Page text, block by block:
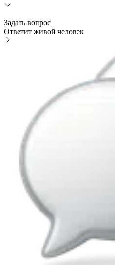
Задать вопрос
Ответит живой человек